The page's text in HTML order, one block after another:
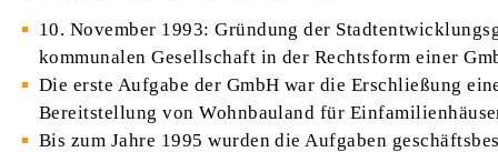
10. November 1993: Gründung der
kommunalen Gesellschaft in der Rechtsform einer
Die erste Aufgabe der GmbH war die Erschließung
Bereitstellung von Wohnbauland für
Bis zum Jahre 1995 wurden die Aufgaben